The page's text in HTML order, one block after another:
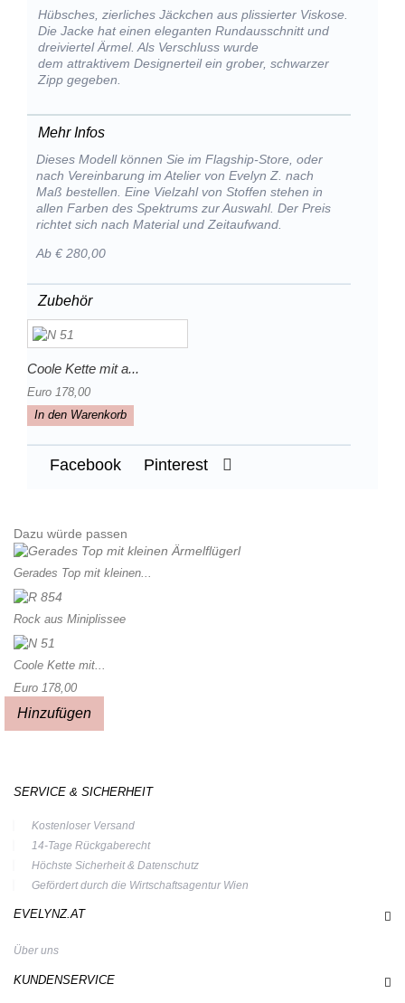
Hübsches, zierliches Jäckchen aus plissierter Viskose.
Die Jacke hat einen eleganten Rundausschnitt und
dreiviertel Ärmel. Als Verschluss wurde
dem attraktivem Designerteil ein grober, schwarzer
Zipp gegeben.
Mehr Infos
Dieses Modell können Sie im Flagship-Store, oder
nach Vereinbarung im Atelier von Evelyn Z. nach
Maß bestellen. Eine Vielzahl von Stoffen stehen in
allen Farben des Spektrums zur Auswahl. Der Preis
richtet sich nach Material und Zeitaufwand.
Ab € 280,00
Zubehör
Coole Kette mit a...
Euro 178,00
In den Warenkorb
Facebook Pinterest
Dazu würde passen
Gerades Top mit kleinen...
Rock aus Miniplissee
Coole Kette mit...
Euro 178,00
Hinzufügen
SERVICE & SICHERHEIT
Kostenloser Versand
14-Tage Rückgaberecht
Höchste Sicherheit & Datenschutz
Gefördert durch die Wirtschaftsagentur Wien
EVELYNZ.AT
Über uns
KUNDENSERVICE